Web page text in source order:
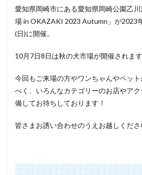
愛知県岡崎市にある愛知県岡崎公園乙
場 in OKAZAKI 2023 Autumn」が2023
(日)に開催。
10月7日8日は秋の犬市場が開催されます
今回もご来場の方やワンちゃんやペッ
べく、いろんなカテゴリーのお店やア
備してお待ちしております！
皆さまお誘い合わせのうえお越しくださ